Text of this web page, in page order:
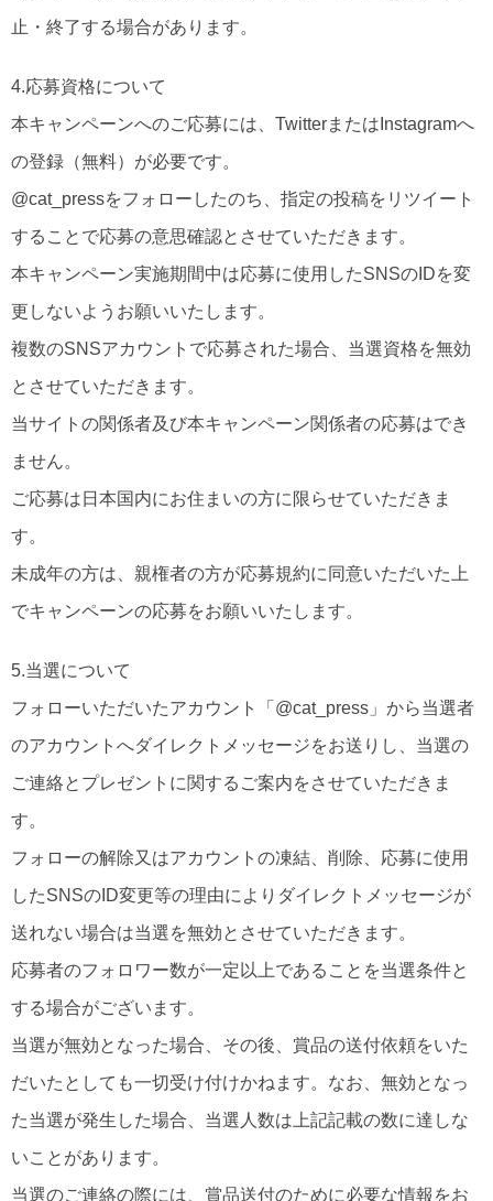
止・終了する場合があります。
4.応募資格について
本キャンペーンへのご応募には、TwitterまたはInstagramへ
の登録（無料）が必要です。
@cat_pressをフォローしたのち、指定の投稿をリツイート
することで応募の意思確認とさせていただきます。
本キャンペーン実施期間中は応募に使用したSNSのIDを変
更しないようお願いいたします。
複数のSNSアカウントで応募された場合、当選資格を無効
とさせていただきます。
当サイトの関係者及び本キャンペーン関係者の応募はでき
ません。
ご応募は日本国内にお住まいの方に限らせていただきま
す。
未成年の方は、親権者の方が応募規約に同意いただいた上
でキャンペーンの応募をお願いいたします。
5.当選について
フォローいただいたアカウント「@cat_press」から当選者
のアカウントへダイレクトメッセージをお送りし、当選の
ご連絡とプレゼントに関するご案内をさせていただきま
す。
フォローの解除又はアカウントの凍結、削除、応募に使用
したSNSのID変更等の理由によりダイレクトメッセージが
送れない場合は当選を無効とさせていただきます。
応募者のフォロワー数が一定以上であることを当選条件と
する場合がございます。
当選が無効となった場合、その後、賞品の送付依頼をいた
だいたとしても一切受け付けかねます。なお、無効となっ
た当選が発生した場合、当選人数は上記記載の数に達しな
いことがあります。
当選のご連絡の際には、賞品送付のために必要な情報をお